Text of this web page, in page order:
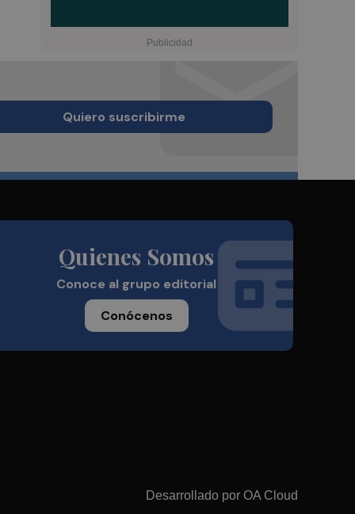
Quiero suscribirme
Quienes Somos
Conoce al grupo editorial
Conócenos
Desarrollado por OA Cloud